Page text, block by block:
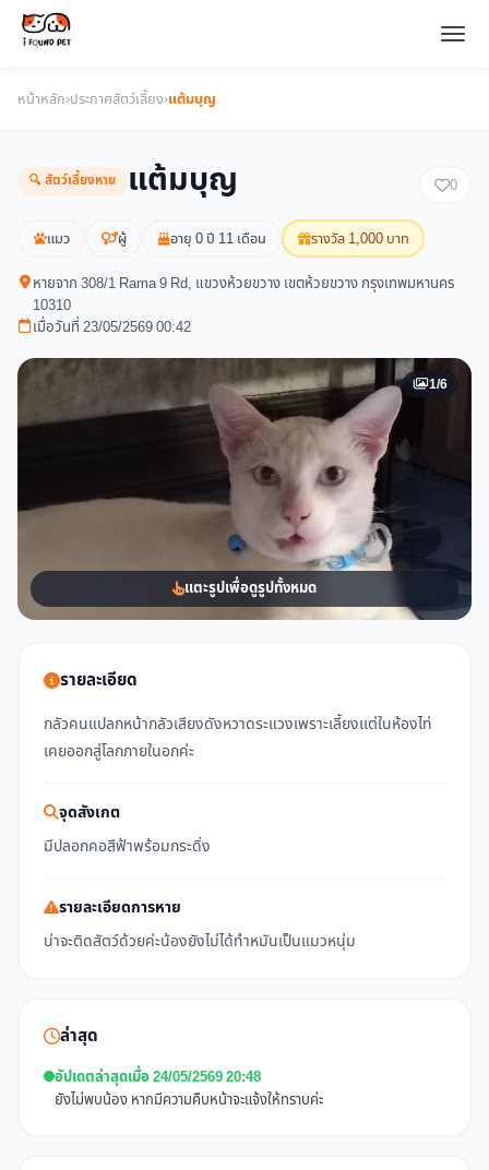
หน้าหลัก›ประกาศสัตว์เลี้ยง›แต้มบุญ
🔍 สัตว์เลี้ยงหาย แต้มบุญ 0
แมว ผู้ อายุ 0 ปี 11 เดือน รางวัล 1,000 บาท
หายจาก 308/1 Rama 9 Rd, แขวงห้วยขวาง เขตห้วยขวาง กรุงเทพมหานคร
10310
เมื่อวันที่ 23/05/2569 00:42
1/6
แตะรูปเพื่อดูรูปทั้งหมด
รายละเอียด
กลัวคนแปลกหน้ากลัวเสียงดังหวาดระแวงเพราะเลี้ยงเเต่ในห้องไท่
เคยออกสู่โลกภายในอกค่ะ
จุดสังเกต
มีปลอกคอสีฟ้าพร้อมกระดิ่ง
รายละเอียดการหาย
น่าจะติดสัตว์ด้วยค่ะน้องยังไม่ได้ทำหมันเป็นแมวหนุ่ม
ล่าสุด
อัปเดตล่าสุดเมื่อ 24/05/2569 20:48
ยังไม่พบน้อง หากมีความคืบหน้าจะแจ้งให้ทราบค่ะ